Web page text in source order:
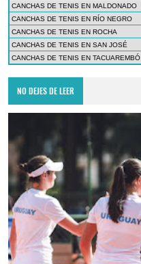
CANCHAS DE TENIS EN MALDONADO
CANCHAS DE TENIS EN RÍO NEGRO
CANCHAS DE TENIS EN ROCHA
CANCHAS DE TENIS EN SAN JOSÉ
CANCHAS DE TENIS EN TACUAREMBÓ
NO DEJES DE LEER